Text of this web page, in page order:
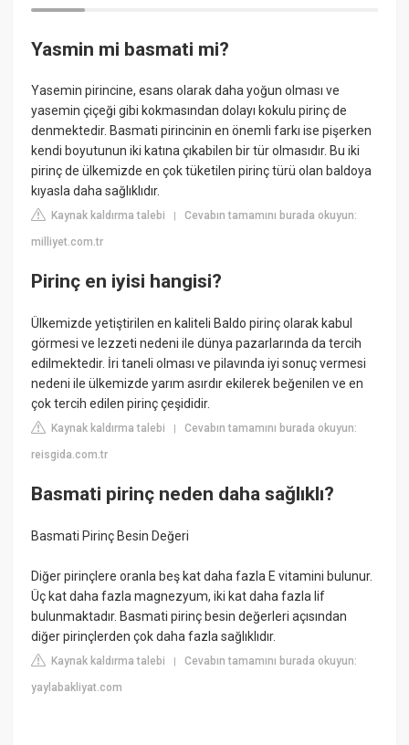
Yasmin mi basmati mi?
Yasemin pirincine, esans olarak daha yoğun olması ve
yasemin çiçeği gibi kokmasından dolayı kokulu pirinç de
denmektedir. Basmati pirincinin en önemli farkı ise pişerken
kendi boyutunun iki katına çıkabilen bir tür olmasıdır. Bu iki
pirinç de ülkemizde en çok tüketilen pirinç türü olan baldoya
kıyasla daha sağlıklıdır.
Kaynak kaldırma talebi |Cevabın tamamını burada okuyun:
milliyet.com.tr
Pirinç en iyisi hangisi?
Ülkemizde yetiştirilen en kaliteli Baldo pirinç olarak kabul
görmesi ve lezzeti nedeni ile dünya pazarlarında da tercih
edilmektedir. İri taneli olması ve pilavında iyi sonuç vermesi
nedeni ile ülkemizde yarım asırdır ekilerek beğenilen ve en
çok tercih edilen pirinç çeşididir.
Kaynak kaldırma talebi |Cevabın tamamını burada okuyun:
reisgida.com.tr
Basmati pirinç neden daha sağlıklı?
Basmati Pirinç Besin Değeri
Diğer pirinçlere oranla beş kat daha fazla E vitamini bulunur.
Üç kat daha fazla magnezyum, iki kat daha fazla lif
bulunmaktadır. Basmati pirinç besin değerleri açısından
diğer pirinçlerden çok daha fazla sağlıklıdır.
Kaynak kaldırma talebi |Cevabın tamamını burada okuyun:
yaylabakliyat.com